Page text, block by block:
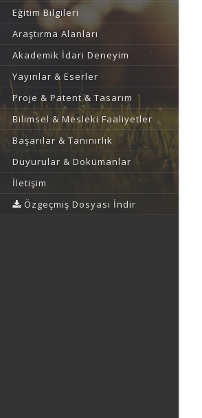
Eğitim Bilgileri
Araştırma Alanları
Akademik İdari Deneyim
Yayınlar & Eserler
Proje & Patent & Tasarım
Bilimsel & Mesleki Faaliyetler
Başarılar & Tanınırlık
Duyurular & Dokümanlar
İletişim
Özgeçmiş Dosyası İndir